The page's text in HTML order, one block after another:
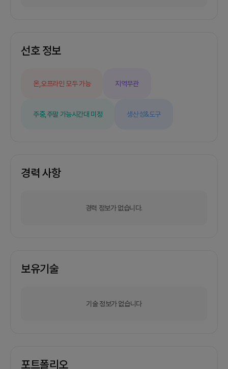
선호 정보
온,오프라인 모두 가능 지역무관
주중,주말 가능시간대 미정 생산성&도구
경력 사항
경력 정보가 없습니다.
보유기술
기술 정보가 없습니다
포트폴리오